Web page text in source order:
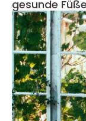
gesunde Füße